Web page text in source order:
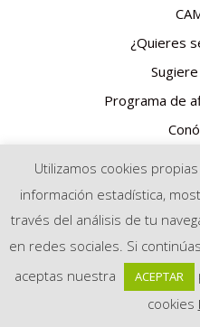
¿Quieres
Programa de
© 2026
Utilizamos cookies
información estadística,
través del análisis de tu
en redes sociales. Si
aceptas nuestra
ACEPTAR
cookies